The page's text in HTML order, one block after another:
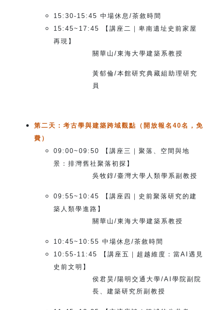
15:30-15:45 中場休息/茶敘時間
15:45~17:45
【講座二｜卑南遺址史前家屋
再現】
關華山/東海大學建築系教授
黃郁倫/本館研究典藏組助理研究
員
第二天：考古學與建築跨域觀點（開放報名40名，免
費）
09:00~09:50
【講座三｜聚落、空間與地
景：排灣舊社聚落初探】
吳牧錞/臺灣大學人類學系副教授
09:55~10:45
【講座四｜史前聚落研究的建
築人類學進路】
關華山/東海大學建築系教授
10:45~10:55 中場休息/茶敘時間
10:55-11:45
【講座五｜超越維度：當AI遇見
史前文明】
侯君昊/陽明交通大學/AI學院副院
長、建築研究所副教授